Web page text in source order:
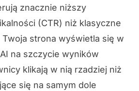
znacznie niższy
(CTR) niż klasyczne
Twoja strona wyświetla się w
na szczycie wyników
klikają w nią rzadziej niż
się na samym dole